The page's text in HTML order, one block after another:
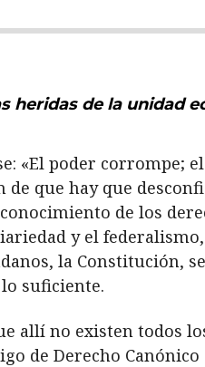
heridas de la unidad
«El poder corrompe;
que hay que
de los
y el
la Constitución,
suficiente.
allí no existen todos
de Derecho Canónico